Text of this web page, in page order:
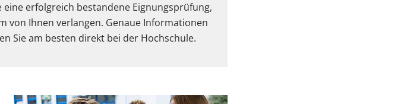
erfolgreich bestandene Eignungsprüfung,
von Ihnen verlangen. Genaue Informationen
Sie am besten direkt bei der Hochschule.